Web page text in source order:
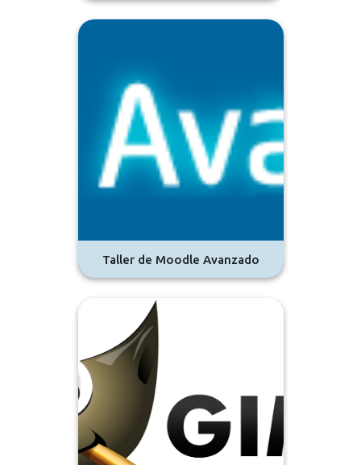
Taller de Moodle Avanzado